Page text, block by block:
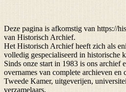
Deze pagina is afkomstig van https://
van Historisch Archief.
Het Historisch Archief heeft zich als
volledig gespecialiseerd in historische
Sinds onze start in 1983 is ons archief
overnames van complete archieven en
Tweede Kamer, uitgeverijen,
verzamelaars.